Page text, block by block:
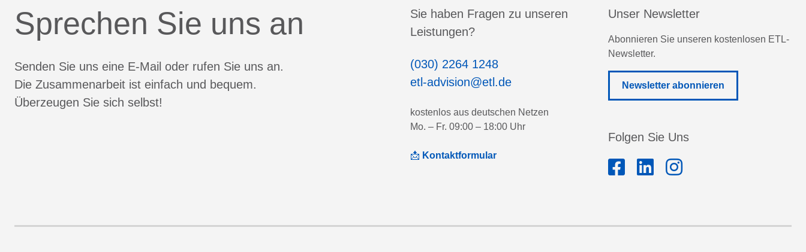
Sprechen Sie uns an
Senden Sie uns eine E-Mail oder rufen Sie uns an.
Die Zusammenarbeit ist einfach und bequem.
Überzeugen Sie sich selbst!
Sie haben Fragen zu unseren
Leistungen?
(030) 2264 1248
etl-advision@etl.de
kostenlos aus deutschen Netzen
Mo. – Fr. 09:00 – 18:00 Uhr
📩 Kontaktformular
Unser Newsletter
Abonnieren Sie unseren kostenlosen ETL-
Newsletter.
Newsletter abonnieren
Folgen Sie Uns